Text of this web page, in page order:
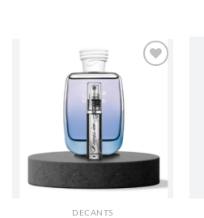
AÑADIR
LISTA
DESEOS
DECANTS